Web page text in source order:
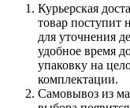
Курьерская
товар поступит
для уточнения
удобное время
упаковку на
комплектации.
Самовывоз из